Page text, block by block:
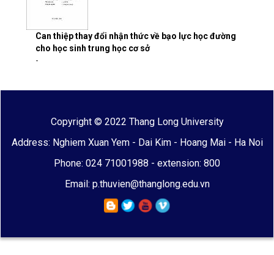
Can thiệp thay đổi nhận thức về bạo lực học đường
cho học sinh trung học cơ sở
-
Copyright © 2022 Thang Long University
Address: Nghiem Xuan Yem - Dai Kim - Hoang Mai - Ha Noi
Phone: 024 71001988 - extension: 800
Email: p.thuvien@thanglong.edu.vn